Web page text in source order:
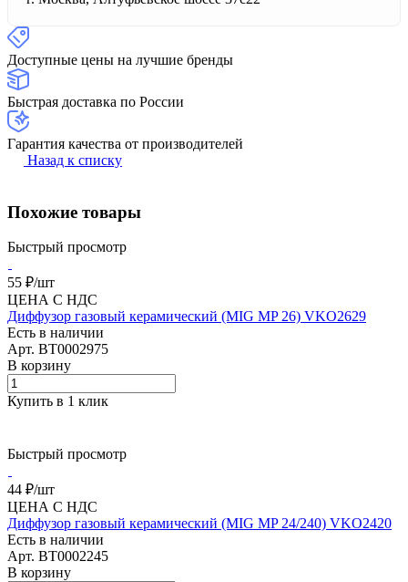
Доступные цены на лучшие бренды
Быстрая доставка по России
Гарантия качества от производителей
Назад к списку
Похожие товары
Быстрый просмотр
55 ₽/шт
ЦЕНА С НДС
Диффузор газовый керамический (MIG MP 26) VKO2629
Есть в наличии
Арт. BT0002975
В корзину
Купить в 1 клик
Быстрый просмотр
44 ₽/шт
ЦЕНА С НДС
Диффузор газовый керамический (MIG MP 24/240) VKO2420
Есть в наличии
Арт. BT0002245
В корзину